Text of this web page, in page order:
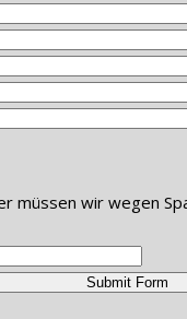
müssen wir wegen